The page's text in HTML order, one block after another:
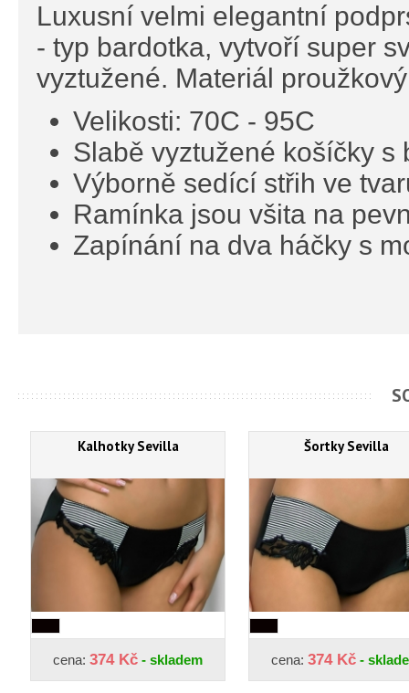
Luxusní velmi elegantní
- typ bardotka, vytvoří super
vyztužené. Materiál
Velikosti: 70C - 95C
Slabě vyztužené košíčky s
Výborně sedící střih ve
Ramínka jsou všita na
Zapínání na dva háčky s
Kalhotky Sevilla
cena: 374 Kč - skladem
Šortky Sevilla
cena: 374 Kč -